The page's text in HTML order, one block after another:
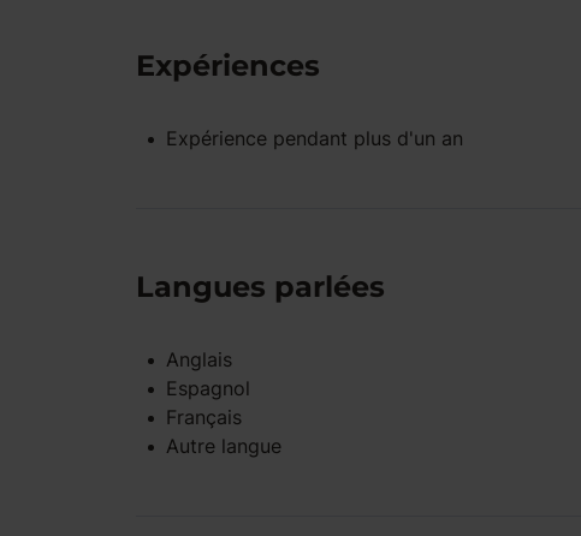
Expériences
Expérience pendant plus d'un an
Langues parlées
Anglais
Espagnol
Français
Autre langue